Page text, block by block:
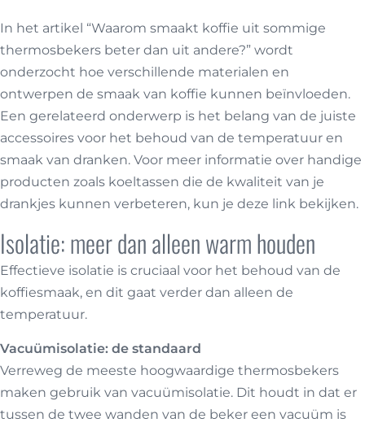
In het artikel “Waarom smaakt koffie uit sommige
thermosbekers beter dan uit andere?” wordt
onderzocht hoe verschillende materialen en
ontwerpen de smaak van koffie kunnen beïnvloeden.
Een gerelateerd onderwerp is het belang van de juiste
accessoires voor het behoud van de temperatuur en
smaak van dranken. Voor meer informatie over handige
producten zoals koeltassen die de kwaliteit van je
drankjes kunnen verbeteren, kun je deze link bekijken.
Isolatie: meer dan alleen warm houden
Effectieve isolatie is cruciaal voor het behoud van de
koffiesmaak, en dit gaat verder dan alleen de
temperatuur.
Vacuümisolatie: de standaard
Verreweg de meeste hoogwaardige thermosbekers
maken gebruik van vacuümisolatie. Dit houdt in dat er
tussen de twee wanden van de beker een vacuüm is